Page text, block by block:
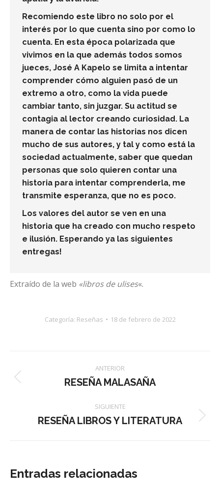
Recomiendo este libro no solo por el
interés por lo que cuenta sino por como lo
cuenta. En esta época polarizada que
vivimos en la que además todos somos
jueces, José A Kapelo se limita a intentar
comprender cómo alguien pasó de un
extremo a otro, como la vida puede
cambiar tanto, sin juzgar. Su actitud se
contagia al lector creando curiosidad. La
manera de contar las historias nos dicen
mucho de sus autores, y tal y como está la
sociedad actualmente, saber que quedan
personas que solo quieren contar una
historia para intentar comprenderla, me
transmite esperanza, que no es poco.
Los valores del autor se ven en una
historia que ha creado con mucho respeto
e ilusión. Esperando ya las siguientes
entregas!
Extraído de la web «libros de ulises«.
Categoría: Reseñas 18 de febrero de 2022
Navegación
entre
publicaciones
ANTERIOR
Publicación
RESEÑA MALASAÑA
SIGUIENTE
Publicación
RESEÑA LIBROS Y LITERATURA
Entradas relacionadas